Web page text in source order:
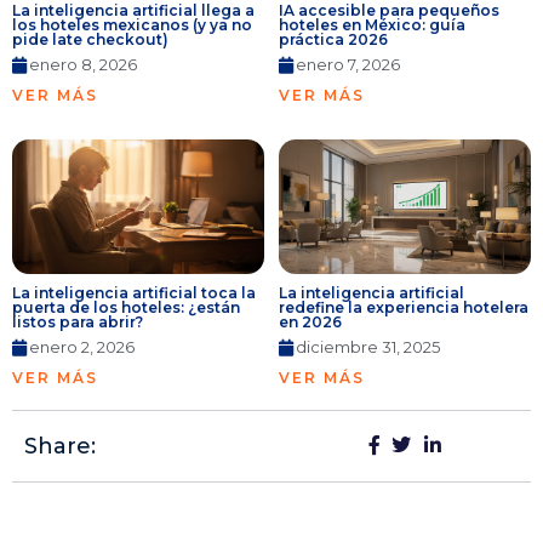
La inteligencia artificial llega a
los hoteles mexicanos (y ya no
pide late checkout)
enero 8, 2026
VER MÁS
IA accesible para pequeños
hoteles en México: guía
práctica 2026
enero 7, 2026
VER MÁS
La inteligencia artificial toca la
puerta de los hoteles: ¿están
listos para abrir?
enero 2, 2026
VER MÁS
La inteligencia artificial
redefine la experiencia hotelera
en 2026
diciembre 31, 2025
VER MÁS
Share: